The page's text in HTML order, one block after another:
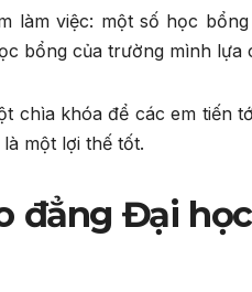
làm việc: một số học
bổng của trường mình lựa
chìa khóa để các em tiến
một lợi thế tốt.
đẳng Đại